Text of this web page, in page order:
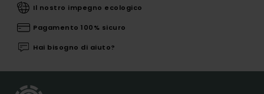
Il nostro impegno ecologico
Pagamento 100% sicuro
Hai bisogno di aiuto?